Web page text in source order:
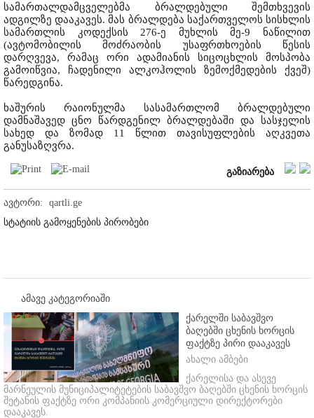
სამართალდამცველებმა ბრალდებული შემთხვევის
ადგილზე დააკავეს. მას ბრალდება საქართველოს სისხლის
სამართლის კოდექსის 276-ე მუხლის მე-9 ნაწილით
(ავტომობილის მოძრაობის უსაფრთხოების წესის
დარღვევა, რამაც ორი ადამიანის სიცოცხლის მოსპობა
გამოიწვია, ჩადენილი ალკოჰოლის ზემოქმედების ქვეშ)
წარედგინა.
ხაშურის რაიონულმა სასამართლომ ბრალდებული
დამნაშავედ ცნო წარდგენილ ბრალდებაში და სასჯელის
სახედ და ზომად 11 წლით თავისუფლების აღკვეთა
განუსაზღვრა.
გაზიარება
ავტორი:
qartli.ge
სტატიის გამოყენების პირობები
ამავე კატეგორიაში
ქარელში საბავშვო
ბაღებში ცხენის ხორცის
ფაქტზე პირი დააკავეს
ახალი ამბები
ქარელისა და ასევე
მარნეულის მუნიციპალიტეტების საბავშვო ბაღებში ცხენის ხორცის
შეტანის ფაქტზე ორი კომპანიის კომერციული დირექტორები
დააკავეს.